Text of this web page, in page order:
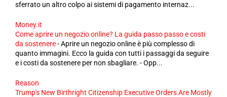
sferrato un altro colpo ai sistemi di pagamento internaz...
Money.it
Come aprire un negozio online? La guida passo passo e costi
da sostenere-Aprire un negozio online è più complesso di
quanto immagini. Ecco la guida con tutti i passaggi da seguire
e i costi da sostenere per non sbagliare. - Opp...
Reason
Trump's New Birthright Citizenship Executive Orders Are Mostly